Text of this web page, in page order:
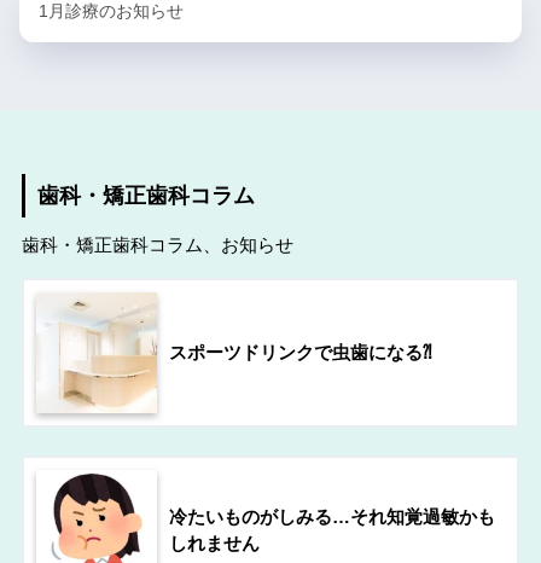
1月診療のお知らせ
歯科・矯正歯科コラム
歯科・矯正歯科コラム、お知らせ
スポーツドリンクで虫歯になる⁈
冷たいものがしみる…それ知覚過敏かも
しれません